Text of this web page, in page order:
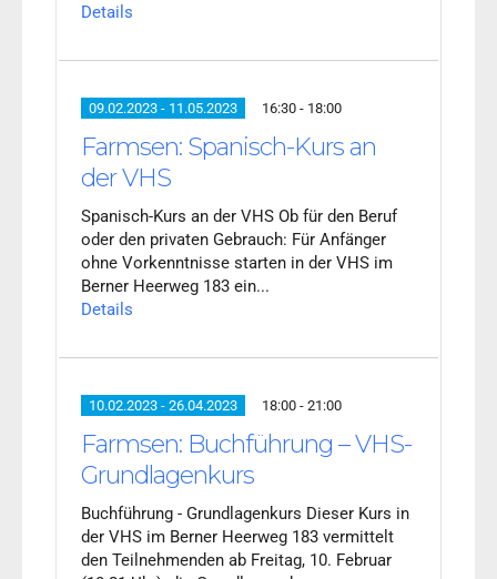
Details
09.02.2023 - 11.05.2023 16:30 - 18:00
Farmsen: Spanisch-Kurs an
der VHS
Spanisch-Kurs an der VHS Ob für den Beruf
oder den privaten Gebrauch: Für Anfänger
ohne Vorkenntnisse starten in der VHS im
Berner Heerweg 183 ein...
Details
10.02.2023 - 26.04.2023 18:00 - 21:00
Farmsen: Buchführung – VHS-
Grundlagenkurs
Buchführung - Grundlagenkurs Dieser Kurs in
der VHS im Berner Heerweg 183 vermittelt
den Teilnehmenden ab Freitag, 10. Februar